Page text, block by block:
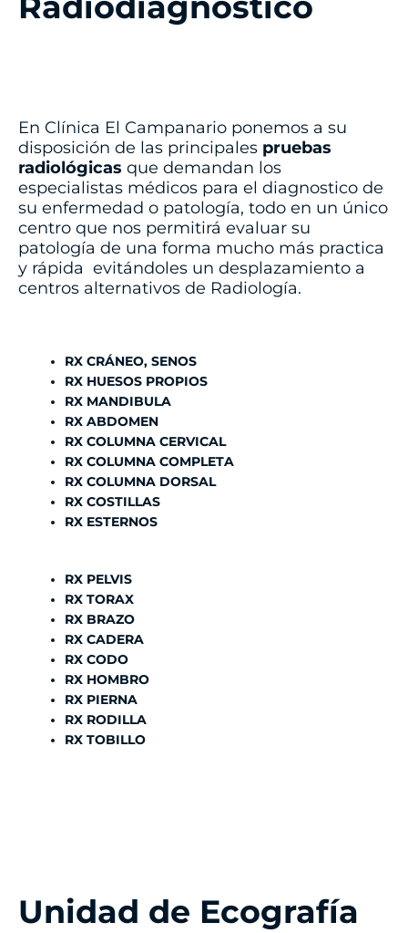
En Clínica El Campanario ponemos a su
disposición de las principales pruebas
radiológicas que demandan los
especialistas médicos para el diagnostico de
su enfermedad o patología, todo en un único
centro que nos permitirá evaluar su
patología de una forma mucho más practica
y rápida evitándoles un desplazamiento a
centros alternativos de Radiología.
RX CRÁNEO, SENOS
RX HUESOS PROPIOS
RX MANDIBULA
RX ABDOMEN
RX COLUMNA CERVICAL
RX COLUMNA COMPLETA
RX COLUMNA DORSAL
RX COSTILLAS
RX ESTERNOS
RX PELVIS
RX TORAX
RX BRAZO
RX CADERA
RX CODO
RX HOMBRO
RX PIERNA
RX RODILLA
RX TOBILLO
Unidad de Ecografía